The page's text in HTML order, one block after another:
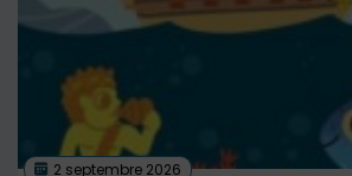
2 septembre 2026